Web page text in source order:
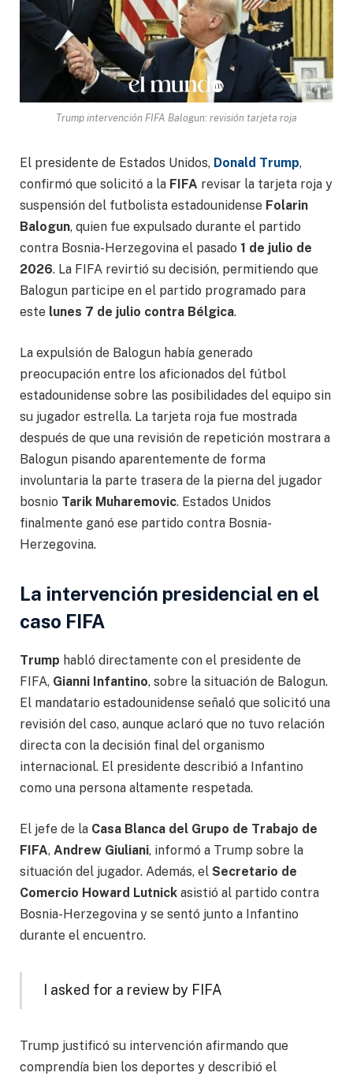
Trump intervención FIFA Balogun: revisión tarjeta roja
El presidente de Estados Unidos, Donald Trump,
confirmó que solicitó a la FIFA revisar la tarjeta roja y
suspensión del futbolista estadounidense Folarin
Balogun, quien fue expulsado durante el partido
contra Bosnia-Herzegovina el pasado 1 de julio de
2026. La FIFA revirtió su decisión, permitiendo que
Balogun participe en el partido programado para
este lunes 7 de julio contra Bélgica.
La expulsión de Balogun había generado
preocupación entre los aficionados del fútbol
estadounidense sobre las posibilidades del equipo sin
su jugador estrella. La tarjeta roja fue mostrada
después de que una revisión de repetición mostrara a
Balogun pisando aparentemente de forma
involuntaria la parte trasera de la pierna del jugador
bosnio Tarik Muharemovic. Estados Unidos
finalmente ganó ese partido contra Bosnia-
Herzegovina.
La intervención presidencial en el
caso FIFA
Trump habló directamente con el presidente de
FIFA, Gianni Infantino, sobre la situación de Balogun.
El mandatario estadounidense señaló que solicitó una
revisión del caso, aunque aclaró que no tuvo relación
directa con la decisión final del organismo
internacional. El presidente describió a Infantino
como una persona altamente respetada.
El jefe de la Casa Blanca del Grupo de Trabajo de
FIFA, Andrew Giuliani, informó a Trump sobre la
situación del jugador. Además, el Secretario de
Comercio Howard Lutnick asistió al partido contra
Bosnia-Herzegovina y se sentó junto a Infantino
durante el encuentro.
I asked for a review by FIFA
Trump justificó su intervención afirmando que
comprendía bien los deportes y describió el